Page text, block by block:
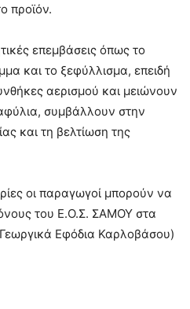
προϊόν.
επεμβάσεις όπως το
και το ξεφύλλισμα, επειδή
αερισμού και μειώνουν
συμβάλλουν στην
και τη βελτίωση της
οι παραγωγοί μπορούν να
του Ε.Ο.Σ. ΣΑΜΟΥ στα
Εφόδια Καρλοβάσου)